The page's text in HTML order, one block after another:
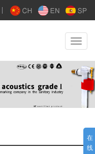
Toggle
在
线